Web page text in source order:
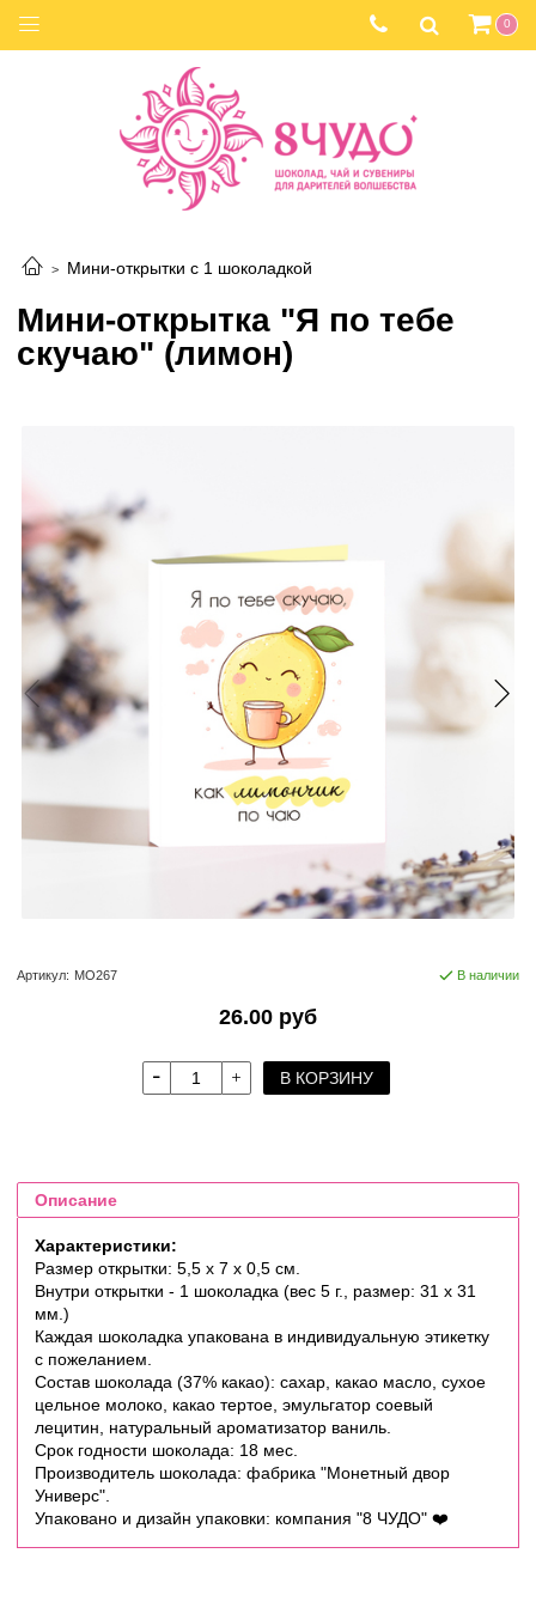
0
Мини-открытки с 1 шоколадкой
Мини-открытка "Я по тебе
скучаю" (лимон)
Артикул: МО267 В наличии
26.00 руб
В КОРЗИНУ
Описание
Характеристики:
Размер открытки: 5,5 х 7 х 0,5 см.
Внутри открытки - 1 шоколадка (вес 5 г., размер: 31 х 31
мм.)
Каждая шоколадка упакована в индивидуальную этикетку
с пожеланием.
Состав шоколада (37% какао): сахар, какао масло, сухое
цельное молоко, какао тертое, эмульгатор соевый
лецитин, натуральный ароматизатор ваниль.
Срок годности шоколада: 18 мес.
Производитель шоколада: фабрика "Монетный двор
Универс".
Упаковано и дизайн упаковки: компания "8 ЧУДО" ❤️